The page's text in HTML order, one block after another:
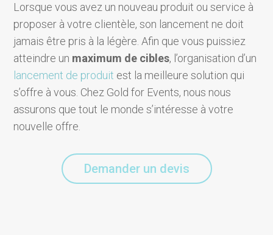
Lorsque vous avez un nouveau produit ou service à
proposer à votre clientèle, son lancement ne doit
jamais être pris à la légère. Afin que vous puissiez
atteindre un maximum de cibles, l’organisation d’un
lancement de produit est la meilleure solution qui
s’offre à vous. Chez Gold for Events, nous nous
assurons que tout le monde s’intéresse à votre
nouvelle offre.
Demander un devis